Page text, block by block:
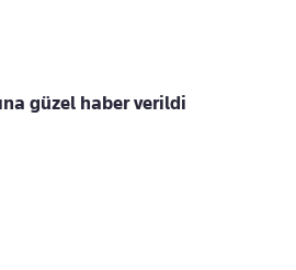
güzel haber verildi